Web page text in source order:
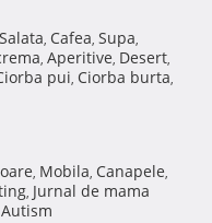
Salata, Cafea, Supa,
, Aperitive, Desert,
pui, Ciorba burta,
, Mobila, Canapele,
, Jurnal de mama
Autism